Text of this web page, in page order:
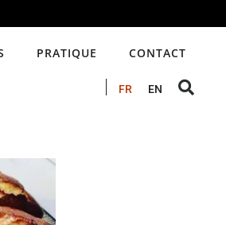
PRATIQUE CONTACT
FR EN